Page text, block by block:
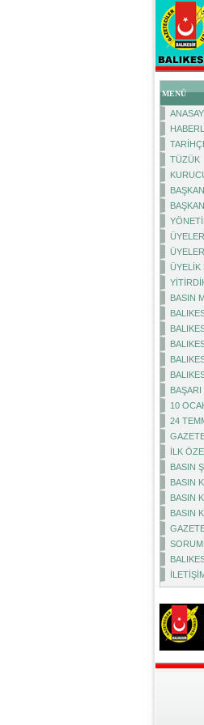
MENÜ
TÜZÜK
ÜYELİK
BASIN
10
24
İLK
BASIN
BASIN
BASIN
BASIN